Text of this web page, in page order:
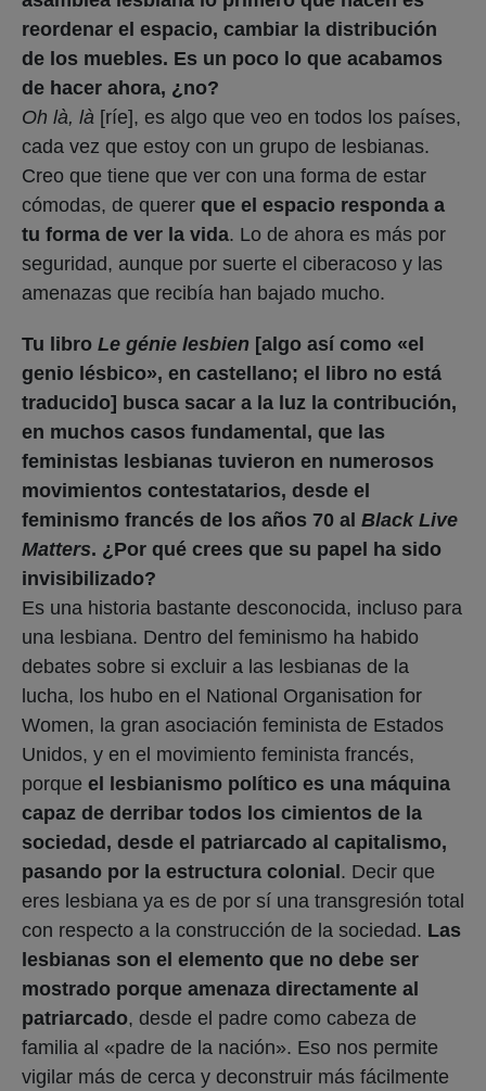
reordenar el espacio, cambiar la distribución
de los muebles. Es un poco lo que acabamos
de hacer ahora, ¿no?
Oh là, là [ríe], es algo que veo en todos los países,
cada vez que estoy con un grupo de lesbianas.
Creo que tiene que ver con una forma de estar
cómodas, de querer que el espacio responda a
tu forma de ver la vida. Lo de ahora es más por
seguridad, aunque por suerte el ciberacoso y las
amenazas que recibía han bajado mucho.
Tu libro Le génie lesbien [algo así como «el
genio lésbico», en castellano; el libro no está
traducido] busca sacar a la luz la contribución,
en muchos casos fundamental, que las
feministas lesbianas tuvieron en numerosos
movimientos contestatarios, desde el
feminismo francés de los años 70 al Black Live
Matters. ¿Por qué crees que su papel ha sido
invisibilizado?
Es una historia bastante desconocida, incluso para
una lesbiana. Dentro del feminismo ha habido
debates sobre si excluir a las lesbianas de la
lucha, los hubo en el National Organisation for
Women, la gran asociación feminista de Estados
Unidos, y en el movimiento feminista francés,
porque el lesbianismo político es una máquina
capaz de derribar todos los cimientos de la
sociedad, desde el patriarcado al capitalismo,
pasando por la estructura colonial. Decir que
eres lesbiana ya es de por sí una transgresión total
con respecto a la construcción de la sociedad. Las
lesbianas son el elemento que no debe ser
mostrado porque amenaza directamente al
patriarcado, desde el padre como cabeza de
familia al «padre de la nación». Eso nos permite
vigilar más de cerca y deconstruir más fácilmente